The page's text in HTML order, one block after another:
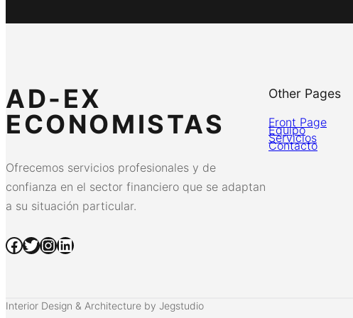
AD-EX
ECONOMISTAS
Ofrecemos servicios profesionales y de
confianza en el sector financiero que se adaptan
a su situación particular.
Facebook Twitter InstagramLinkedIn
Other Pages
Front Page
Equipo
Servicios
Contacto
Interior Design & Architecture by Jegstudio